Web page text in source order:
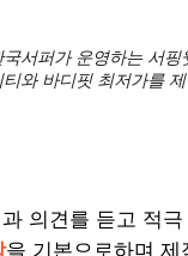
국서퍼가 운영하는 서
와 바디핏 최저가를
의견를 듣고 적
을 기본으로하며